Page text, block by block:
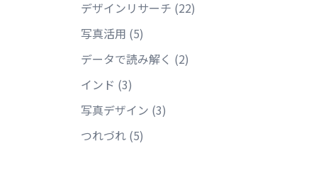
デザインリサーチ (22)
写真活用 (5)
データで読み解く (2)
インド (3)
写真デザイン (3)
つれづれ(5)